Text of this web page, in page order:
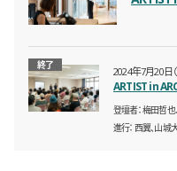
2024年7月20日（
終了
ARTIST in
登壇者 梅田哲也
進行 西翼、山城